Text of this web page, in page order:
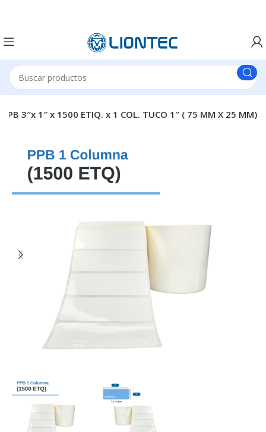
PPB 3″x 1″ x 1500 ETIQ. x 1 COL. TUCO 1″ ( 75 MM X 25 MM)